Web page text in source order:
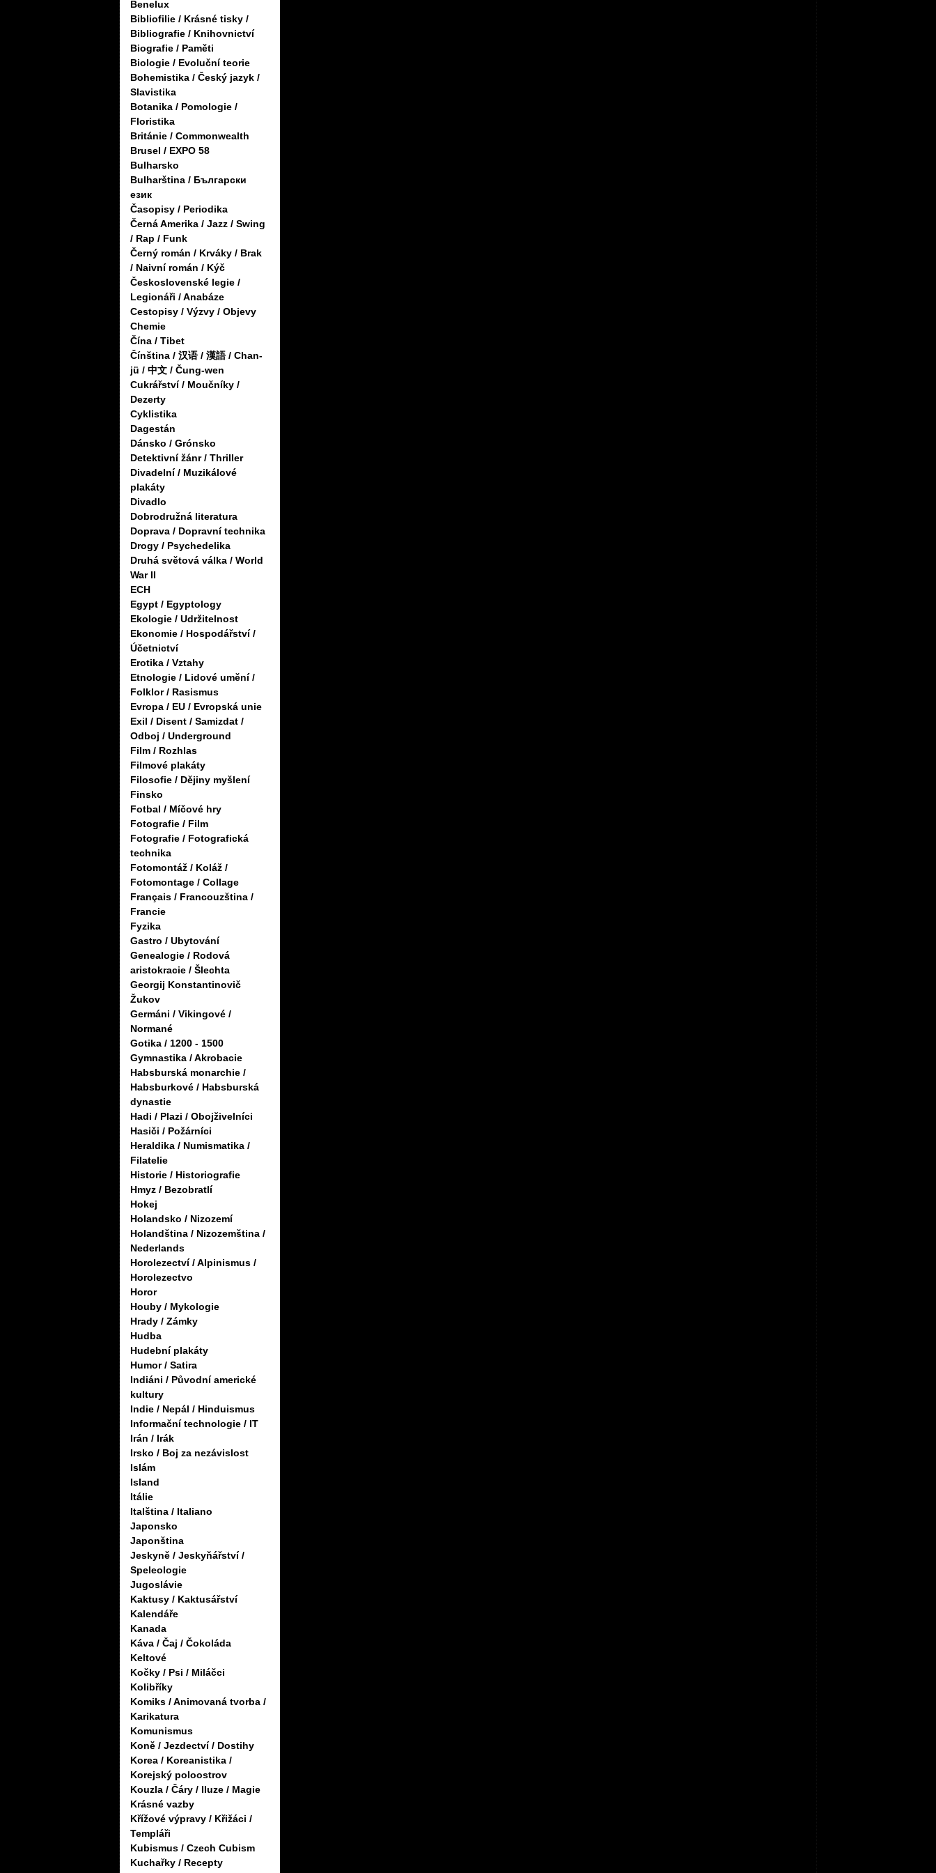
Benelux
Bibliofilie / Krásné tisky /
Bibliografie / Knihovnictví
Biografie / Paměti
Biologie / Evoluční teorie
Bohemistika / Český jazyk /
Slavistika
Botanika / Pomologie /
Floristika
Británie / Commonwealth
Brusel / EXPO 58
Bulharsko
Bulharština / Български
език
Časopisy / Periodika
Černá Amerika / Jazz / Swing
/ Rap / Funk
Černý román / Krváky / Brak
/ Naivní román / Kýč
Československé legie /
Legionáři / Anabáze
Cestopisy / Výzvy / Objevy
Chemie
Čína / Tibet
Čínština / 汉语 / 漢語 / Chan-
jü / 中文 / Čung-wen
Cukrářství / Moučníky /
Dezerty
Cyklistika
Dagestán
Dánsko / Grónsko
Detektivní žánr / Thriller
Divadelní / Muzikálové
plakáty
Divadlo
Dobrodružná literatura
Doprava / Dopravní technika
Drogy / Psychedelika
Druhá světová válka / World
War II
ECH
Egypt / Egyptology
Ekologie / Udržitelnost
Ekonomie / Hospodářství /
Účetnictví
Erotika / Vztahy
Etnologie / Lidové umění /
Folklor / Rasismus
Evropa / EU / Evropská unie
Exil / Disent / Samizdat /
Odboj / Underground
Film / Rozhlas
Filmové plakáty
Filosofie / Dějiny myšlení
Finsko
Fotbal / Míčové hry
Fotografie / Film
Fotografie / Fotografická
technika
Fotomontáž / Koláž /
Fotomontage / Collage
Français / Francouzština /
Francie
Fyzika
Gastro / Ubytování
Genealogie / Rodová
aristokracie / Šlechta
Georgij Konstantinovič
Žukov
Germáni / Vikingové /
Normané
Gotika / 1200 - 1500
Gymnastika / Akrobacie
Habsburská monarchie /
Habsburkové / Habsburská
dynastie
Hadi / Plazi / Obojživelníci
Hasiči / Požárníci
Heraldika / Numismatika /
Filatelie
Historie / Historiografie
Hmyz / Bezobratlí
Hokej
Holandsko / Nizozemí
Holandština / Nizozemština /
Nederlands
Horolezectví / Alpinismus /
Horolezectvo
Horor
Houby / Mykologie
Hrady / Zámky
Hudba
Hudební plakáty
Humor / Satira
Indiáni / Původní americké
kultury
Indie / Nepál / Hinduismus
Informační technologie / IT
Irán / Irák
Irsko / Boj za nezávislost
Islám
Island
Itálie
Italština / Italiano
Japonsko
Japonština
Jeskyně / Jeskyňářství /
Speleologie
Jugoslávie
Kaktusy / Kaktusářství
Kalendáře
Kanada
Káva / Čaj / Čokoláda
Keltové
Kočky / Psi / Miláčci
Kolibříky
Komiks / Animovaná tvorba /
Karikatura
Komunismus
Koně / Jezdectví / Dostihy
Korea / Koreanistika /
Korejský poloostrov
Kouzla / Čáry / Iluze / Magie
Krásné vazby
Křížové výpravy / Křižáci /
Templáři
Kubismus / Czech Cubism
Kuchařky / Recepty